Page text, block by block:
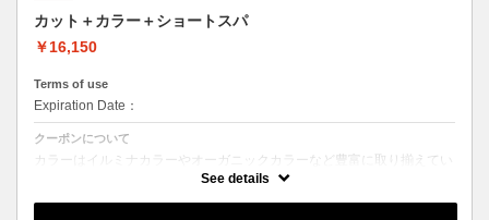
カット＋カラー＋ショートスパ
￥16,150
Terms of use
Expiration Date：
クーポンについて
カラーはイルミナカラーやオーガニックカラーなど豊富に取り揃えてい
デザインに乗ってベストな選択をさせて頂きます。
See details